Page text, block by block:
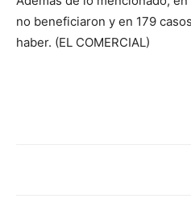
no beneficiaron y en 179
haber. (EL COMERCIAL)